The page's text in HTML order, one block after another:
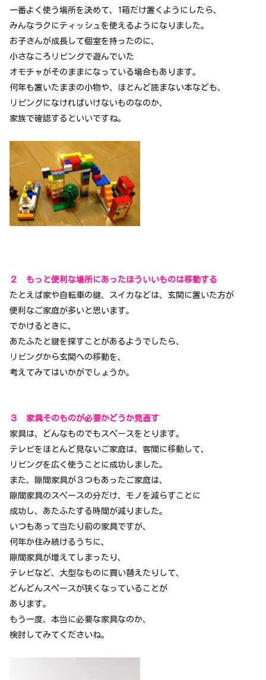
一番よく使う場所を決めて、1箱だけ置くようにしたら、
みんなラクにティッシュを使えるようになりました。
お子さんが成長して個室を持ったのに、
小さなころリビングで遊んでいた
オモチャがそのままになっている場合もあります。
何年も置いたままの小物や、ほとんど読まない本なども、
リビングになければいけないものなのか、
家族で確認するといいですね。
２ もっと便利な場所にあったほういいものは移動する
たとえば家や自転車の鍵、スイカなどは、玄関に置いた方が
便利なご家庭が多いと思います。
でかけるときに、
あたふたと鍵を探すことがあるようでしたら、
リビングから玄関への移動を、
考えてみてはいかがでしょうか。
３ 家具そのものが必要かどうか見直す
家具は、どんなものでもスペースをとります。
テレビをほとんど見ないご家庭は、客間に移動して、
リビングを広く使うことに成功しました。
また、隙間家具が３つもあったご家庭は、
隙間家具のスペースの分だけ、モノを減らすことに
成功し、あたふたする時間が減りました。
いつもあって当たり前の家具ですが、
何年か住み続けるうちに、
隙間家具が増えてしまったり、
テレビなど、大型なものに買い替えたりして、
どんどんスペースが狭くなっていることが
あります。
もう一度、本当に必要な家具なのか、
検討してみてくださいね。